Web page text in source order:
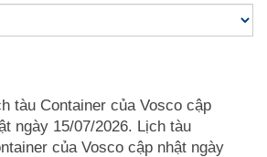
tàu Container của Vosco cập
ngày 15/07/2026. Lịch tàu
của Vosco cập nhật ngày